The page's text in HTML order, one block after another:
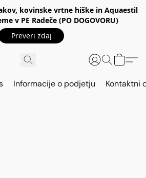
kovinske vrtne hiške in Aquaestil
v PE Radeče (PO DOGOVORU)
Preveri zdaj
Informacije o podjetju Kontaktni